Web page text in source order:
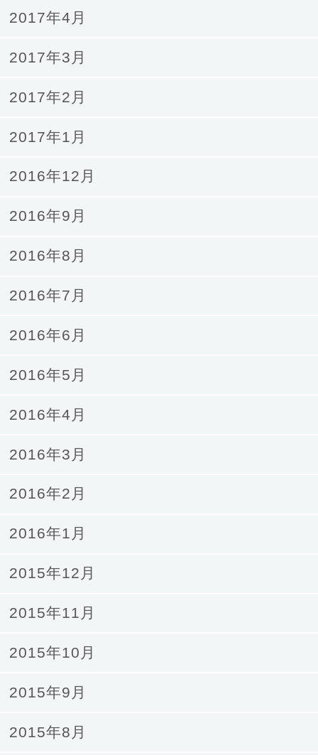
2017年4月
2017年3月
2017年2月
2017年1月
2016年12月
2016年9月
2016年8月
2016年7月
2016年6月
2016年5月
2016年4月
2016年3月
2016年2月
2016年1月
2015年12月
2015年11月
2015年10月
2015年9月
2015年8月